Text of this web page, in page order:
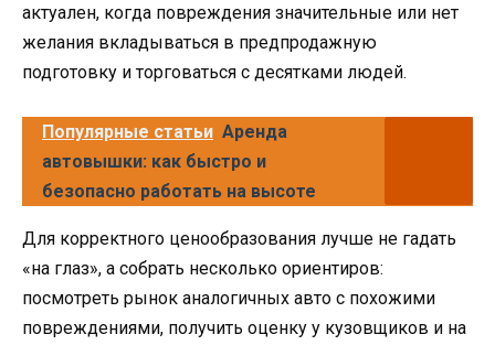
актуален, когда повреждения значительные или нет
желания вкладываться в предпродажную
подготовку и торговаться с десятками людей.
Популярные статьи Аренда
автовышки: как быстро и
безопасно работать на высоте
Для корректного ценообразования лучше не гадать
«на глаз», а собрать несколько ориентиров:
посмотреть рынок аналогичных авто с похожими
повреждениями, получить оценку у кузовщиков и на